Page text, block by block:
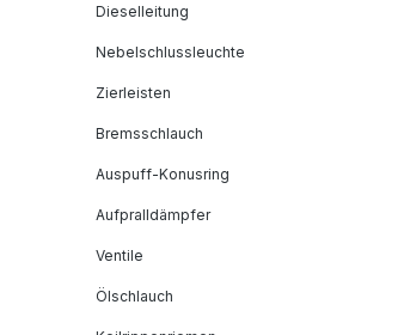
Dieselleitung
Nebelschlussleuchte
Zierleisten
Bremsschlauch
Auspuff-Konusring
Aufpralldämpfer
Ventile
Ölschlauch